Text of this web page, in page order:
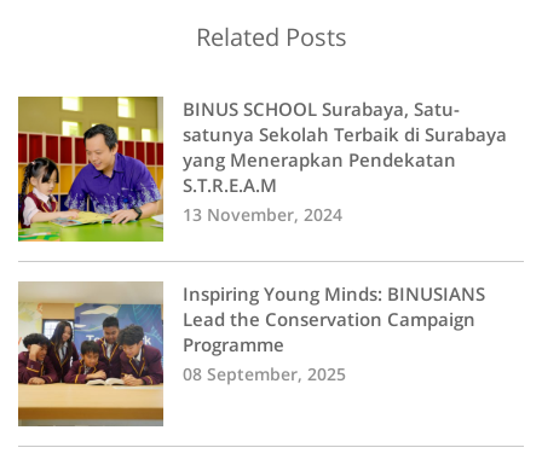
Related Posts
BINUS SCHOOL Surabaya, Satu-
satunya Sekolah Terbaik di Surabaya
yang Menerapkan Pendekatan
S.T.R.E.A.M
13 November, 2024
Inspiring Young Minds: BINUSIANS
Lead the Conservation Campaign
Programme
08 September, 2025